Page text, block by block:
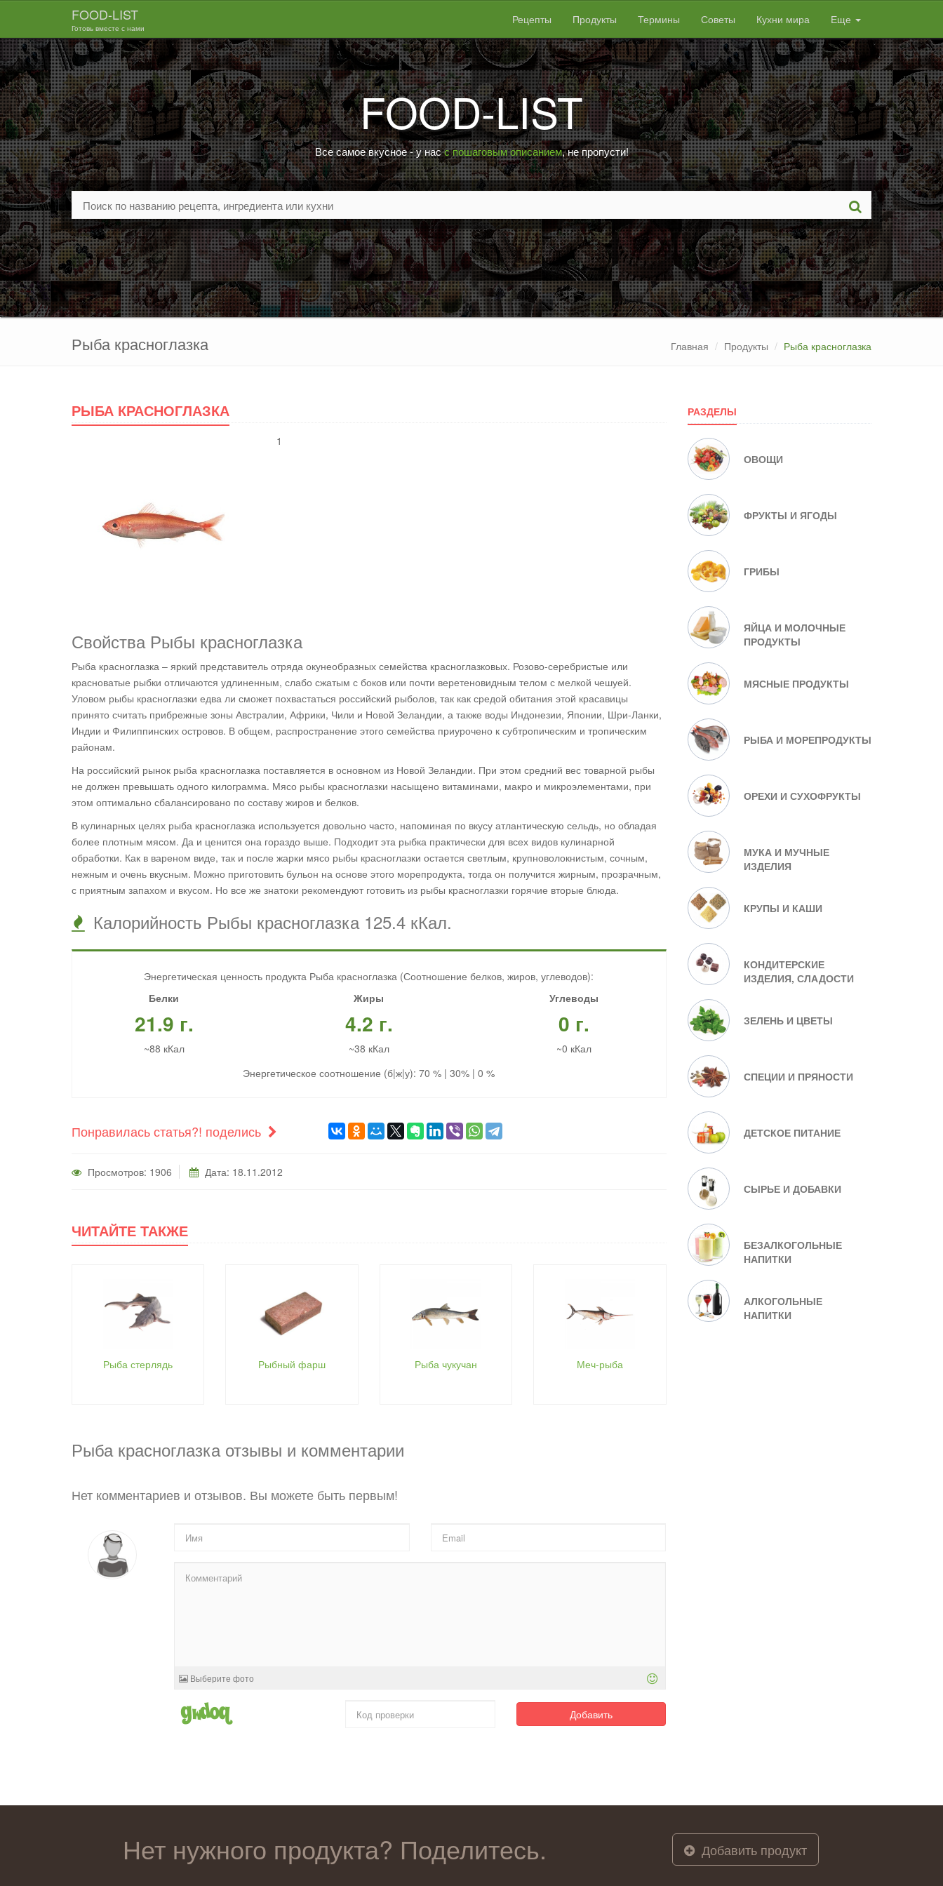
FOOD-LIST
Готовь вместе с нами
Рецепты Продукты Термины Советы Кухни мира Еще
FOOD-LIST
Все самое вкусное - у насс пошаговым описанием, не пропусти!
Рыба красноглазка Главная Продукты Рыба красноглазка
РЫБА КРАСНОГЛАЗКА
1
Свойства Рыбы красноглазка
Рыба красноглазка – яркий представитель отряда окунеобразных семейства красноглазковых. Розово-серебристые или
красноватые рыбки отличаются удлиненным, слабо сжатым с боков или почти веретеновидным телом с мелкой чешуей.
Уловом рыбы красноглазки едва ли сможет похвастаться российский рыболов, так как средой обитания этой красавицы
принято считать прибрежные зоны Австралии, Африки, Чили и Новой Зеландии, а также воды Индонезии, Японии, Шри-Ланки,
Индии и Филиппинских островов. В общем, распространение этого семейства приурочено к субтропическим и тропическим
районам.
На российский рынок рыба красноглазка поставляется в основном из Новой Зеландии. При этом средний вес товарной рыбы
не должен превышать одного килограмма. Мясо рыбы красноглазки насыщено витаминами, макро и микроэлементами, при
этом оптимально сбалансировано по составу жиров и белков.
В кулинарных целях рыба красноглазка используется довольно часто, напоминая по вкусу атлантическую сельдь, но обладая
более плотным мясом. Да и ценится она гораздо выше. Подходит эта рыбка практически для всех видов кулинарной
обработки. Как в вареном виде, так и после жарки мясо рыбы красноглазки остается светлым, крупноволокнистым, сочным,
нежным и очень вкусным. Можно приготовить бульон на основе этого морепродукта, тогда он получится жирным, прозрачным,
с приятным запахом и вкусом. Но все же знатоки рекомендуют готовить из рыбы красноглазки горячие вторые блюда.
Калорийность Рыбы красноглазка 125.4 кКал.
Энергетическая ценность продукта Рыба красноглазка (Соотношение белков, жиров, углеводов):
Белки
21.9 г.
~88 кКал
Жиры
4.2 г.
~38 кКал
Углеводы
0 г.
~0 кКал
Энергетическое соотношение (б|ж|у): 70 % | 30% | 0 %
Понравилась статья?! поделись
Просмотров: 1906 Дата: 18.11.2012
ЧИТАЙТЕ ТАКЖЕ
Рыба стерлядь Рыбный фарш Рыба чукучан Меч-рыба
Рыба красноглазка отзывы и комментарии
Нет комментариев и отзывов. Вы можете быть первым!
Выберите фото
Добавить
РАЗДЕЛЫ
ОВОЩИ
ФРУКТЫ И ЯГОДЫ
ГРИБЫ
ЯЙЦА И МОЛОЧНЫЕ
ПРОДУКТЫ
МЯСНЫЕ ПРОДУКТЫ
РЫБА И МОРЕПРОДУКТЫ
ОРЕХИ И СУХОФРУКТЫ
МУКА И МУЧНЫЕ
ИЗДЕЛИЯ
КРУПЫ И КАШИ
КОНДИТЕРСКИЕ
ИЗДЕЛИЯ, СЛАДОСТИ
ЗЕЛЕНЬ И ЦВЕТЫ
СПЕЦИИ И ПРЯНОСТИ
ДЕТСКОЕ ПИТАНИЕ
СЫРЬЕ И ДОБАВКИ
БЕЗАЛКОГОЛЬНЫЕ
НАПИТКИ
АЛКОГОЛЬНЫЕ
НАПИТКИ
Нет нужного продукта? Поделитесь. Добавить продукт